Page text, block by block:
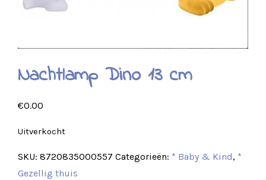
Nachtlamp Dino 13 cm
€0.00
Uitverkocht
SKU: 8720835000557 Categorieën: * Baby & Kind, *
Gezellig thuis